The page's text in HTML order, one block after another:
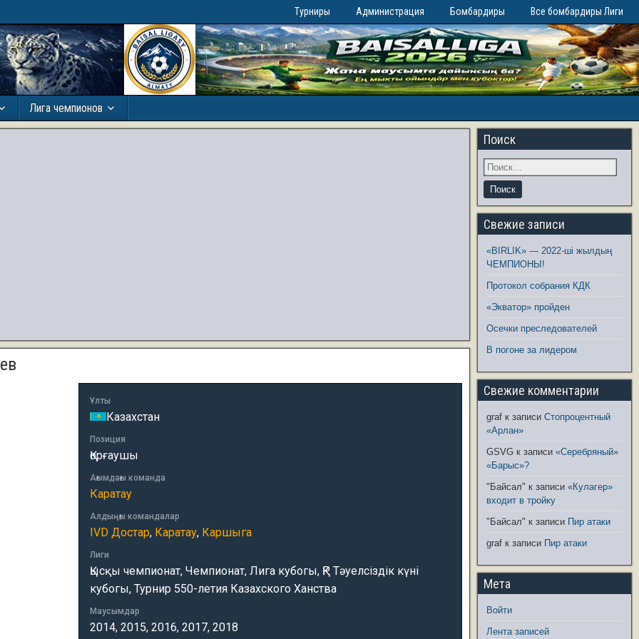
Турниры Администрация Бомбардиры Все бомбардиры Лиги
Лига чемпионов
Ұлты
Казахстан
Позиция
Қорғаушы
Ағымдағы команда
Каратау
Алдыңғы командалар
IVD Достар, Каратау, Каршыга
Лиги
Қысқы чемпионат, Чемпионат, Лига кубогы, ҚР Тәуелсіздік күні
кубогы, Турнир 550-летия Казахского Ханства
Маусымдар
2014, 2015, 2016, 2017, 2018
Поиск
Свежие записи
«BIRLIK» — 2022-ші жылдың
ЧЕМПИОНЫ!
Протокол собрания КДК
«Экватор» пройден
Осечки преследователей
В погоне за лидером
Свежие комментарии
graf к записиСтопроцентный
«Арлан»
GSVG к записи«Серебряный»
«Барыс»?
"Байсал" к записи«Кулагер»
входит в тройку
"Байсал" к записи Пир атаки
graf к записи Пир атаки
Мета
Войти
Лента записей